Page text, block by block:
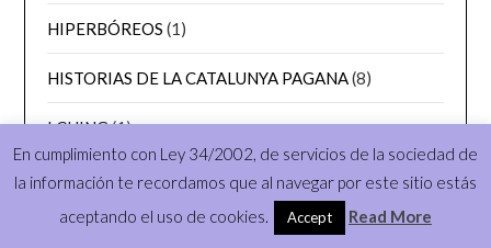
HIPERBÓREOS (1)
HISTORIAS DE LA CATALUNYA PAGANA(8)
I CHING(1)
IMÁGENES PROPIAS(2)
KARMA(4)
En cumplimiento con Ley 34/2002, de servicios de la sociedad de
la información te recordamos que al navegar por este sitio estás
aceptando el uso de cookies.
Accept Read More